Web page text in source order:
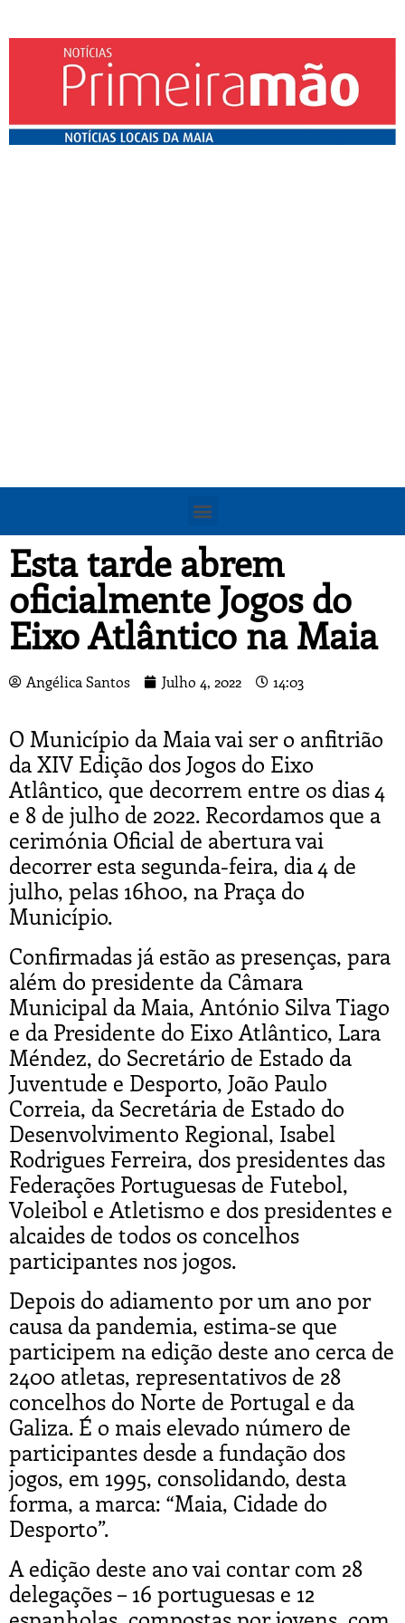
Esta tarde abrem
oficialmente Jogos do
Eixo Atlântico na Maia
Angélica Santos Julho 4, 2022 14:03
O Município da Maia vai ser o anfitrião
da XIV Edição dos Jogos do Eixo
Atlântico, que decorrem entre os dias 4
e 8 de julho de 2022. Recordamos que a
cerimónia Oficial de abertura vai
decorrer esta segunda-feira, dia 4 de
julho, pelas 16h00, na Praça do
Município.
Confirmadas já estão as presenças, para
além do presidente da Câmara
Municipal da Maia, António Silva Tiago
e da Presidente do Eixo Atlântico, Lara
Méndez, do Secretário de Estado da
Juventude e Desporto, João Paulo
Correia, da Secretária de Estado do
Desenvolvimento Regional, Isabel
Rodrigues Ferreira, dos presidentes das
Federações Portuguesas de Futebol,
Voleibol e Atletismo e dos presidentes e
alcaides de todos os concelhos
participantes nos jogos.
Depois do adiamento por um ano por
causa da pandemia, estima-se que
participem na edição deste ano cerca de
2400 atletas, representativos de 28
concelhos do Norte de Portugal e da
Galiza. É o mais elevado número de
participantes desde a fundação dos
jogos, em 1995, consolidando, desta
forma, a marca: “Maia, Cidade do
Desporto”.
A edição deste ano vai contar com 28
delegações – 16 portuguesas e 12